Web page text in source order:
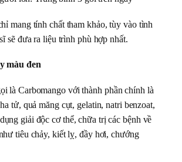
mang tính chất tham khảo, tùy vào tình
sẽ đưa ra liệu trình phù hợp nhất.
màu đen
là Carbomango với thành phần chính là
tử, quả măng cụt, gelatin, natri benzoat,
giải độc cơ thể, chữa trị các bệnh về
tiêu chảy, kiết lỵ, đầy hơi, chướng